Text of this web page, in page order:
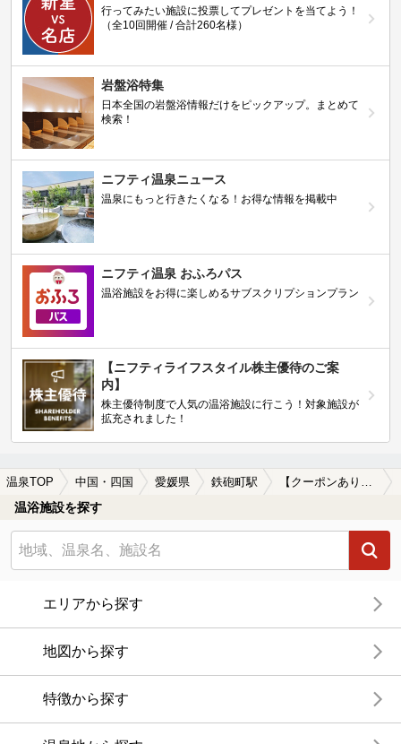
行ってみたい施設に投票してプレゼントを当てよう！
（全10回開催 / 合計260名様）
岩盤浴特集
日本全国の岩盤浴情報だけをピックアップ。まとめて
検索！
ニフティ温泉ニュース
温泉にもっと行きたくなる！お得な情報を掲載中
ニフティ温泉 おふろパス
温浴施設をお得に楽しめるサブスクリプションプラン
【ニフティライフスタイル株主優待のご案
内】
株主優待制度で人気の温浴施設に行こう！対象施設が
拡充されました！
温泉TOP 中国・四国 愛媛県 鉄砲町駅 【クーポンあり】朝風呂に入れる鉄砲町駅近くの温泉、日帰り温泉、スーパー銭湯おすすめ
温浴施設を探す
エリアから探す
地図から探す
特徴から探す